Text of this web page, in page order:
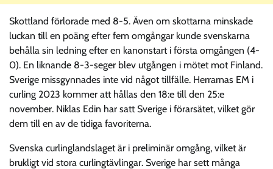
Skottland förlorade med 8-5. Även om skottarna minskade
luckan till en poäng efter fem omgångar kunde svenskarna
behålla sin ledning efter en kanonstart i första omgången (4-
0). En liknande 8-3-seger blev utgången i mötet mot Finland.
Sverige missgynnades inte vid något tillfälle. Herrarnas EM i
curling 2023 kommer att hållas den 18:e till den 25:e
november. Niklas Edin har satt Sverige i förarsätet, vilket gör
dem till en av de tidiga favoriterna.
Svenska curlinglandslaget är i preliminär omgång, vilket är
brukligt vid stora curlingtävlingar. Sverige har sett många